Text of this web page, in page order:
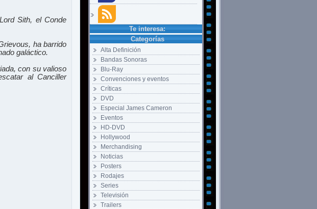
Te interesa:
Categorías
Alta Definición
Bandas Sonoras
Blu-Ray
Convenciones y eventos
Críticas
DVD
Especial James Cameron
Eventos
HD-DVD
Hollywood
Merchandising
Noticias
Posters
Rodajes
Series
Televisión
Trailers
Sith, el Conde
ha barrido
galáctico.
con su valioso
al Canciller